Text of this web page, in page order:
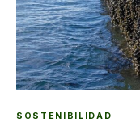
SOSTENIBILIDAD